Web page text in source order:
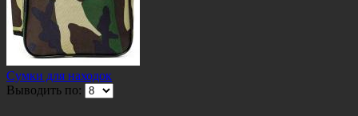
Сумки для находок
Выводить по: